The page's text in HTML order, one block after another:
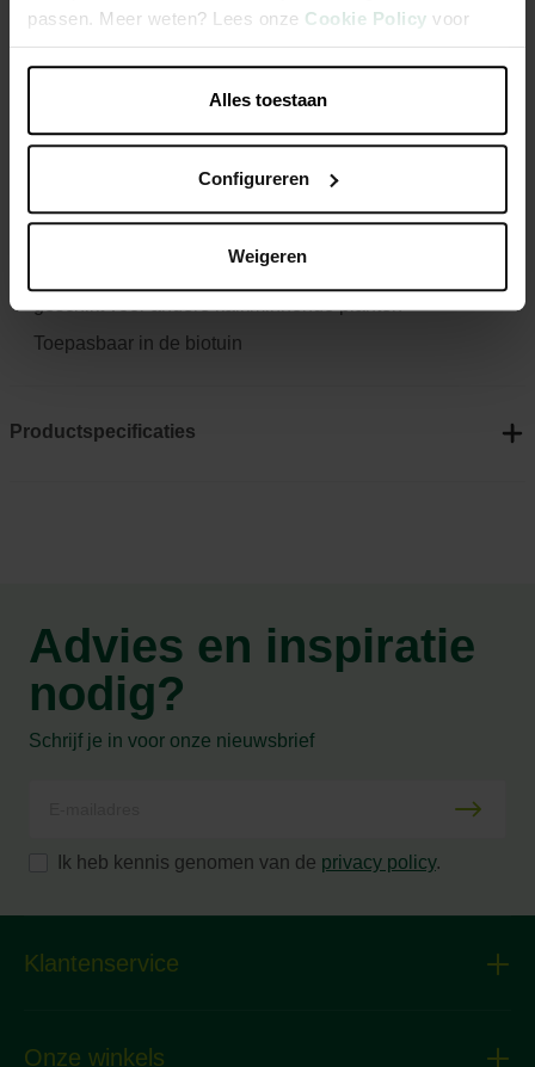
passen. Meer weten? Lees onze Cookie Policy voor
meer informatie.
Alles toestaan
Configureren
Weigeren
geschikt voor andere kalkminnende planten. Toepasbaar in
Meststof samengesteld uit zowel snelwerkende als
langwerkende organische grondstoffen voor een
geschikt voor andere kalkminnende planten
Toepasbaar in de biotuin
Productspecificaties
Advies en inspiratie
nodig?
Schrijf je in voor onze nieuwsbrief
Ik heb kennis genomen van de privacy policy.
Klantenservice
Onze winkels